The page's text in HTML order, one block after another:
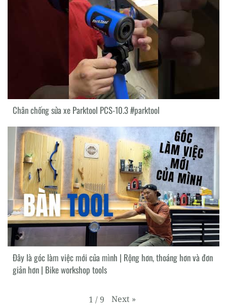
Chân chống sửa xe Parktool PCS-10.3 #parktool
Đây là góc làm việc mới của mình | Rộng hơn, thoáng hơn và đơn
giản hơn | Bike workshop tools
1 / 9 Next »